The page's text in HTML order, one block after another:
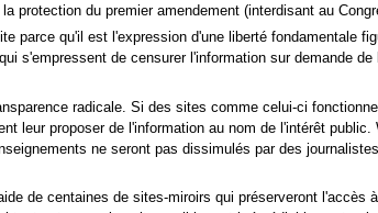
protection du premier amendement (interdisant au
parce qu'il est l'expression d'une liberté fondamentale
s'empressent de censurer l'information sur demande
radicale. Si des sites comme celui-ci
leur proposer de l'information au nom de l'intérêt
ne seront pas dissimulés par des
de centaines de sites-miroirs qui préserveront l'accès